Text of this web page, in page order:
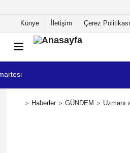
Künye İletişim Çerez Politikası
Haberler GÜNDEM Uzmanı